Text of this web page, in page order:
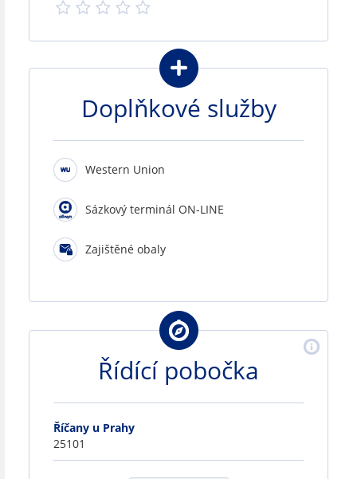
Doplňkové služby
Western Union
Sázkový terminál ON-LINE
Zajištěné obaly
Řídící pobočka
Říčany u Prahy
25101